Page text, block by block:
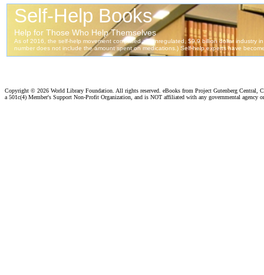
Copyright © 2026 World Library Foundation. All rights reserved. eBooks from Project Gutenberg Central,
a 501c(4) Member's Support Non-Profit Organization, and is NOT affiliated with any governmental agency